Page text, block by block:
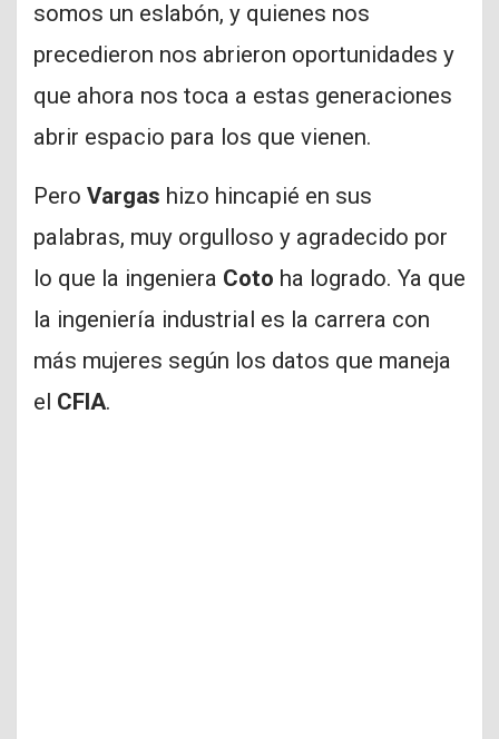
somos un eslabón, y quienes nos
precedieron nos abrieron oportunidades y
que ahora nos toca a estas generaciones
abrir espacio para los que vienen.
Pero Vargas hizo hincapié en sus
palabras, muy orgulloso y agradecido por
lo que la ingeniera Coto ha logrado. Ya que
la ingeniería industrial es la carrera con
más mujeres según los datos que maneja
el CFIA.